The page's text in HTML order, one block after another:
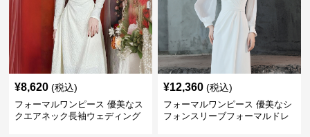
¥8,620 (税込)
フォーマルワンピース 優美なス
クエアネック長袖ウェディング
¥12,360 (税込)
フォーマルワンピース 優美なシ
フォンスリーブフォーマルドレ